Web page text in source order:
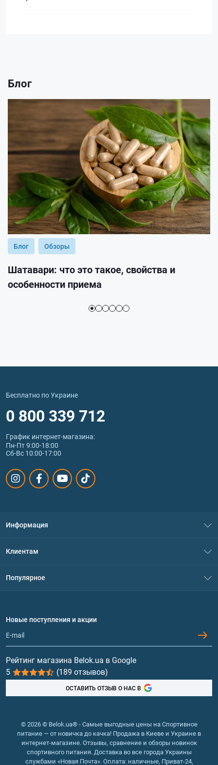
Блог
Блог Обзоры
Шатавари: что это такое, свойства и
особенности приема
Бесплатно по Украине
0 800 339 712
График интернет‑магазина:
Пн-Пт 9:00-18:00
Сб-Вс 10:00-17:00
Информация
Политика конфиденциальности
Обмен и возврат
Клиентам
Популярное
Протеин
Гейнеры
Витамины и минералы
Рыбий жир, жирные кислоты
Новые поступления и акции
Рейтинг магазина Belok.ua в Google
5
(189 отзывов)
ОСТАВИТЬ ОТЗЫВ О НАС В
© 2026 © Belok.ua® - Самые выгодные цены на Спортивное
питание — от новичка до качка! Продажа в Киеве и Украине в
интернет-магазине. Отзывы, сравнение и обзоры новинок
спортивного питания. Доставка во все города Украины
службами «Новая Почта». Оплата: наличные, Приват-24,